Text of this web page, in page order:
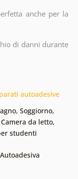
anche per la
di danni durante
autoadesive
, Soggiorno,
Camera da letto,
studenti
Autoadesiva